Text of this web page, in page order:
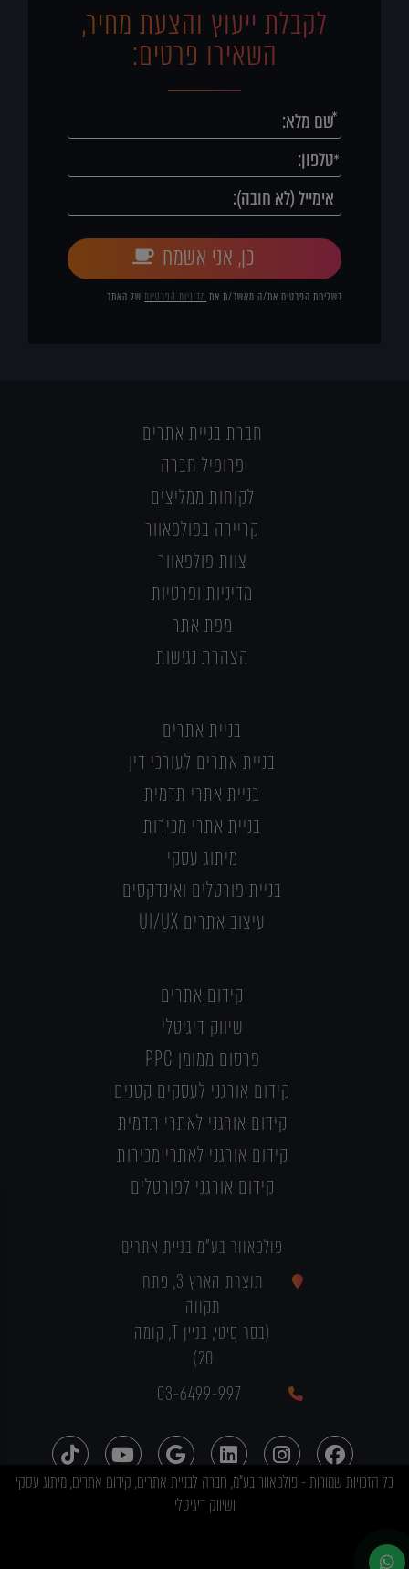
לקבלת ייעוץ והצעת מחיר,
השאירו פרטים:
כן, אני אשמח
בשליחת הפרטים את/ה מאשר/ת את מדיניות הפרטיותשל האתר
חברת בניית אתרים
פרופיל חברה
לקוחות ממליצים
קריירה בפולפאוור
צוות פולפאוור
מדיניות ופרטיות
מפת אתר
הצהרת נגישות
בניית אתרים
בניית אתרים לעורכי דין
בניית אתרי תדמית
בניית אתרי מכירות
מיתוג עסקי
בניית פורטלים ואינדקסים
עיצוב אתרים UI/UX
קידום אתרים
שיווק דיגיטלי
פרסום ממומן PPC
קידום אורגני לעסקים קטנים
קידום אורגני לאתרי תדמית
קידום אורגני לאתרי מכירות
קידום אורגני לפורטלים
פולפאוור בע"מ בניית אתרים
תוצרת הארץ 3, פתח
תקווה
(בסר סיטי, בניין T, קומה
20)
03-6499-997
כל הזכויות שמורות - פולפאוור בע"מ, חברה לבניית אתרים, קידום אתרים, מיתוג עסקי
ושיווק דיגיטלי